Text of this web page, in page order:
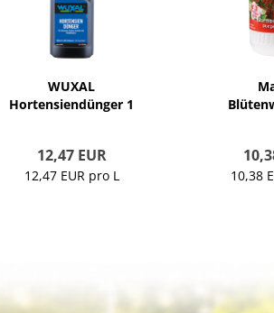
WUXAL
Hortensiendünger 1
12,47 EUR
12,47 EUR pro L 10,38